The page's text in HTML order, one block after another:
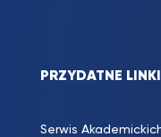
PRZYDATNE LINKI
Serwis